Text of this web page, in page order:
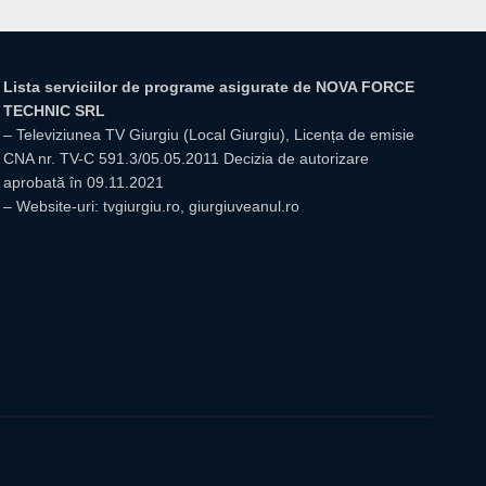
Lista serviciilor de programe asigurate de NOVA FORCE
TECHNIC SRL
– Televiziunea TV Giurgiu (Local Giurgiu), Licența de emisie
CNA nr. TV-C 591.3/05.05.2011 Decizia de autorizare
aprobată în 09.11.2021
– Website-uri: tvgiurgiu.ro, giurgiuveanul.ro